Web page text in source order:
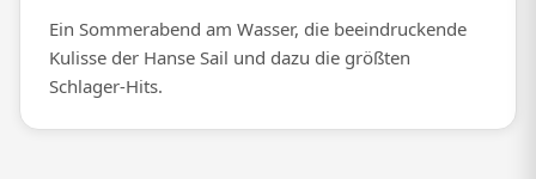
Ein Sommerabend am Wasser, die beeindruckende
Kulisse der Hanse Sail und dazu die größten
Schlager-Hits.